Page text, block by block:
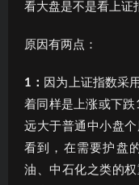
看大盘是不是看上证
原因有两点：
1： 因为上证指数采
着同样是上涨或下
远大于普通中小盘
看到，在需要护盘
油、中石化之类的